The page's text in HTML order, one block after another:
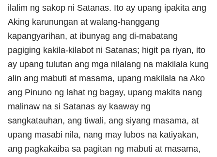
ilalim ng sakop ni Satanas. Ito ay upang ipakita ang
Aking karunungan at walang-hanggang
kapangyarihan, at ibunyag ang di-mabatang
pagiging kakila-kilabot ni Satanas; higit pa riyan, ito
ay upang tulutan ang mga nilalang na makilala kung
alin ang mabuti at masama, upang makilala na Ako
ang Pinuno ng lahat ng bagay, upang makita nang
malinaw na si Satanas ay kaaway ng
sangkatauhan, ang tiwali, ang siyang masama, at
upang masabi nila, nang may lubos na katiyakan,
ang pagkakaiba sa pagitan ng mabuti at masama,